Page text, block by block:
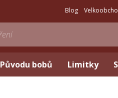
Blog
Původu bobů Limitky